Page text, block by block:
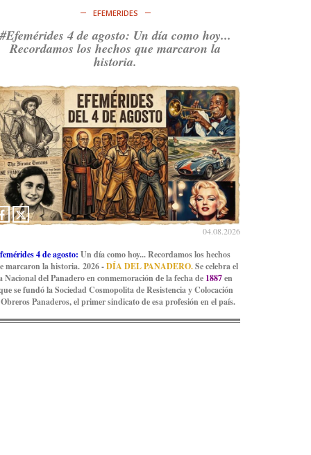
EFEMERIDES
#Efemérides 4 de agosto: Un día como hoy...
Recordamos los hechos que marcaron la
historia.
04.08.2026
4 de agosto: Un día como hoy... Recordamos los hechos
marcaron la historia. 2026 -DÍA DEL PANADERO.Se celebra el
Nacional del Panadero en conmemoración de la fecha de 1887en
se fundó la Sociedad Cosmopolita de Resistencia y Colocación
Panaderos, el primer sindicato de esa profesión en el país.